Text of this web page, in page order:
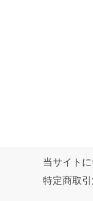
当サイト
特定商取